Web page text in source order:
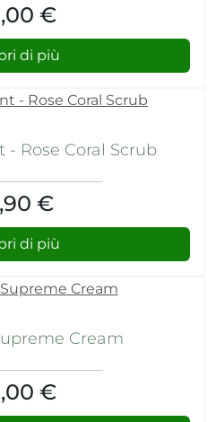
€
di più
Rose Coral Scrub
€
di più
Cream
€